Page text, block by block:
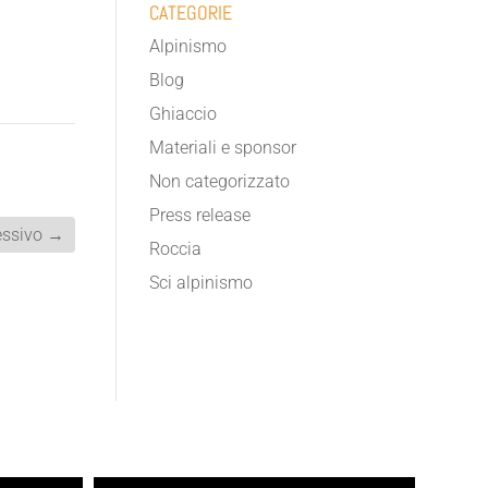
→
CATEGORIE
Alpinismo
Blog
Ghiaccio
Materiali e sponsor
Non categorizzato
Press release
Roccia
Sci alpinismo